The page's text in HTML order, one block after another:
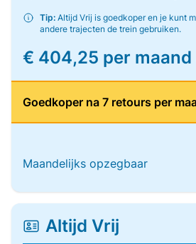
Tip: Altijd Vrij is goedkoper en je kunt
andere trajecten de trein gebruiken.
€ 404,25 per maand
Goedkoper na 7 retours per
Maandelijks opzegbaar
Altijd Vrij